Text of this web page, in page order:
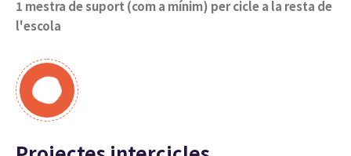
1 mestra de suport (com a mínim) per cicle a la resta de
l'escola